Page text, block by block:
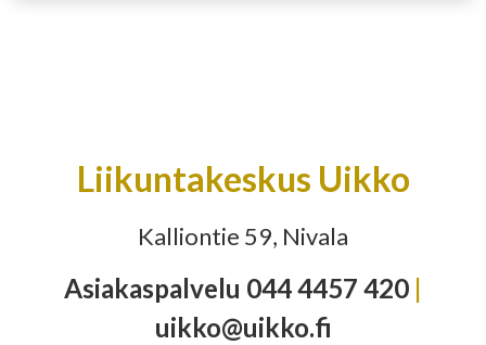
Liikuntakeskus Uikko
Kalliontie 59, Nivala
Asiakaspalvelu 044 4457 420 |
uikko@uikko.fi